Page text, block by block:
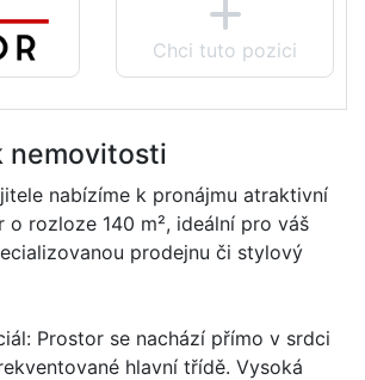
Chci tuto pozici
nemovitosti
nabízíme k pronájmu atraktivní
o rozloze 140 m², ideální pro váš
prodejnu či stylový
Prostor se nachází přímo v srdci
hlavní třídě. Vysoká